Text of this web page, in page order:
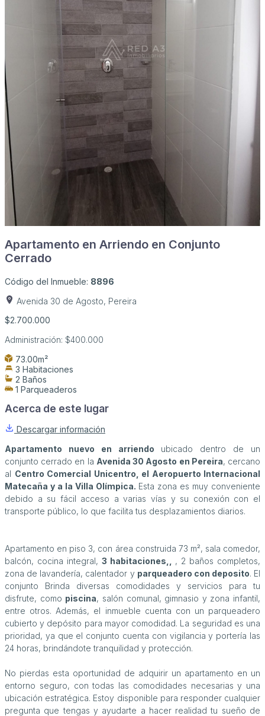
Apartamento en Arriendo en Conjunto
Cerrado
Código del Inmueble: 8896
Avenida 30 de Agosto, Pereira
$2.700.000
Administración: $400.000
73.00m²
3 Habitaciones
2 Baños
1 Parqueaderos
Acerca de este lugar
Descargar información
Apartamento nuevo en arriendo ubicado dentro de un
conjunto cerrado en la Avenida 30 Agosto en Pereira, cercano
al Centro Comercial Unicentro, el Aeropuerto Internacional
Matecaña y a la Villa Olímpica. Esta zona es muy conveniente
debido a su fácil acceso a varias vías y su conexión con el
transporte público, lo que facilita tus desplazamientos diarios.
Apartamento en piso 3, con área construida 73 m², sala comedor,
balcón, cocina integral, 3 habitaciones,,
, 2 baños completos,
zona de lavandería, calentador y parqueadero con deposito. El
conjunto Brinda diversas comodidades y servicios para tu
disfrute, como piscina, salón comunal, gimnasio y zona infantil,
entre otros. Además, el inmueble cuenta con un parqueadero
cubierto y depósito para mayor comodidad. La seguridad es una
prioridad, ya que el conjunto cuenta con vigilancia y portería las
24 horas, brindándote tranquilidad y protección.
No pierdas esta oportunidad de adquirir un apartamento en un
entorno seguro, con todas las comodidades necesarias y una
ubicación estratégica. Estoy disponible para responder cualquier
pregunta que tengas y ayudarte a hacer realidad tu sueño de